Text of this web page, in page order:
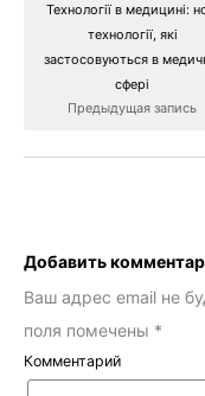
Технології в медицині:
технології, які
застосовуються в
сфері
Предыдущая запись
Добавить
Ваш адрес email не
поля помечены *
Комментарий